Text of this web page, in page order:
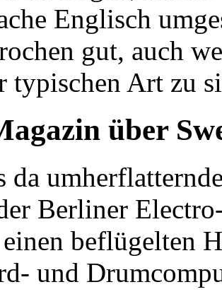
Englisch
gut, auch
typischen Art zu
über
da
Berliner
beflügelten
und